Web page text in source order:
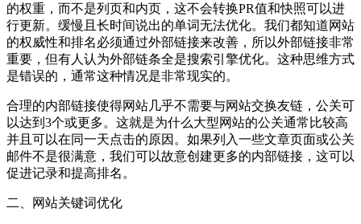
的权重，而不是列页和内页，这不会转换PR值和快照可以进
行更新。缓慢且长时间说出的单词无法优化。我们都知道网站
的权威性和排名必须通过外部链接来改善，所以外部链接非常
重要，但有人认为外部链条全是搜索引擎优化。这种思维方式
是错误的，通常这种情况是非常现实的。
合理的内部链接使得网站几乎不需要与网站交换友链，公关可
以达到3个或更多。这就是为什么大型网站的公关通常比较高
并且可以在同一天点击的原因。如果列入一些文章页面或公关
邮件不是很满意，我们可以故意创建更多的内部链接，这可以
促进记录和提高排名。
二、网站关键词优化